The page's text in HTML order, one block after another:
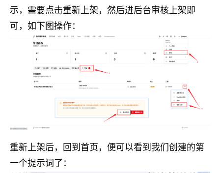
示，需要点击重新上架，然后进后台审核上架即
可，如下图操作：
重新上架后，回到首页，便可以看到我们创建的第
一个提示词了：